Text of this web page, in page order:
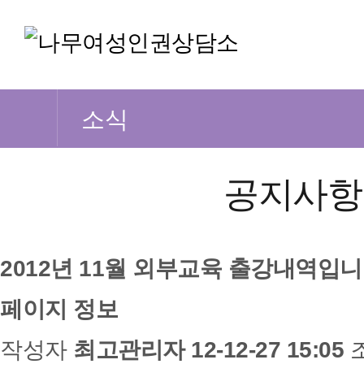
소식
공지사항
2012년 11월 외부교육 출강내역입
페이지 정보
작성자 최고관리자 12-12-27 15:05